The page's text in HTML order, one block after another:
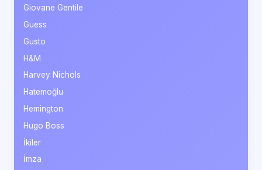
Giovane Gentile
Guess
Gusto
H&M
Harvey Nichols
Hatemoğlu
Hemington
Hugo Boss
İkiler
İmza